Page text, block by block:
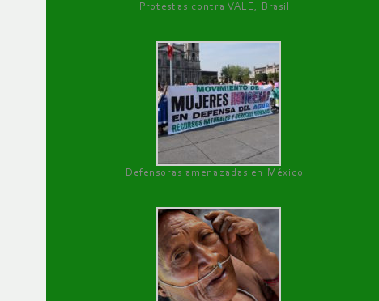
Protestas contra VALE, Brasil
Defensoras amenazadas en México